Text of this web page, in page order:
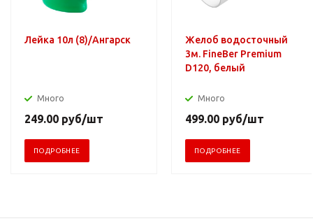
Лейка 10л (8)/Ангарск
Много
249.00 руб/шт
ПОДРОБНЕЕ
Желоб водосточный
3м. FineBer Premium
D120, белый
Много
499.00 руб/шт
ПОДРОБНЕЕ